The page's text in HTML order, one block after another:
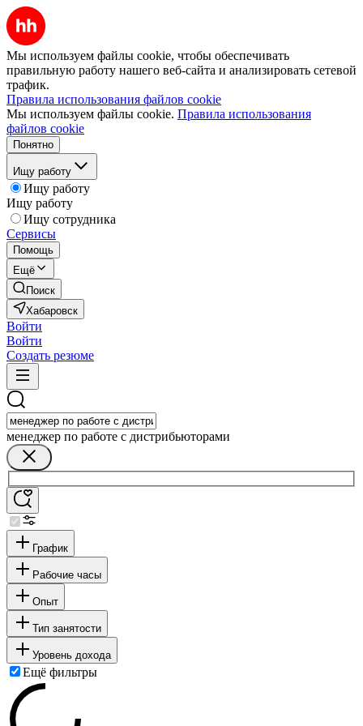
Мы используем файлы cookie, чтобы обеспечивать
правильную работу нашего веб-сайта и анализировать сетевой
трафик.
Правила использования файлов cookie
Мы используем файлы cookie. Правила использования
файлов cookie
Понятно
Ищу работу
Ищу работу
Ищу работу
Ищу сотрудника
Сервисы
Помощь
Ещё
Поиск
Хабаровск
Войти
Войти
Создать резюме
менеджер по работе с дистрибьюторами
График
Рабочие часы
Опыт
Тип занятости
Уровень дохода
Ещё фильтры